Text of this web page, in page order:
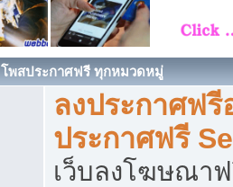
โพสประกาศฟรี ทุกหมวดหมู่
ลงประกาศฟ
ประกาศฟรี
เว็บลงโฆษณา